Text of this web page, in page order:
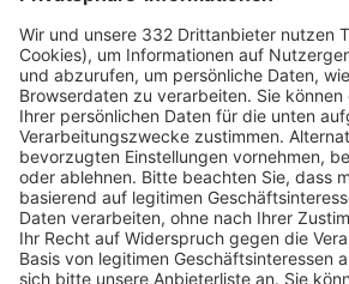
HÄUFIG BESUCHTE SEITEN
Pässe und Vereinswechsel
Trainerausbildung
Schulungsangebot Vereinsmitarbeiter
BFV-Geschäftsstellen
Trainerbörse
Login SpielPlus